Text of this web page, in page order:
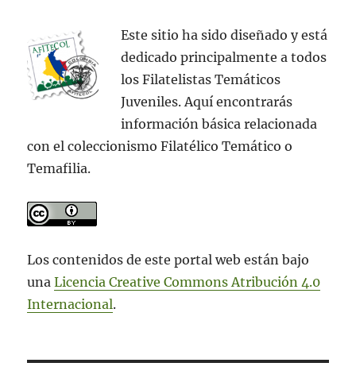
Este sitio ha sido diseñado y está
dedicado principalmente a todos
los Filatelistas Temáticos
Juveniles. Aquí encontrarás
información básica relacionada
con el coleccionismo Filatélico Temático o
Temafilia.
Los contenidos de este portal web están bajo
unaLicencia Creative Commons Atribución 4.0
Internacional.